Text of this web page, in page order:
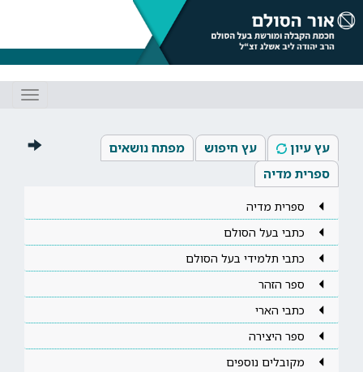
עץ עיון עץ חיפוש
מפתח נושאים
ספרית מדיה
ספרית מדיה
כתבי בעל הסולם
כתבי תלמידי בעל הסולם
ספר הזהר
כתבי הארי
ספר היצירה
מקובלים נוספים